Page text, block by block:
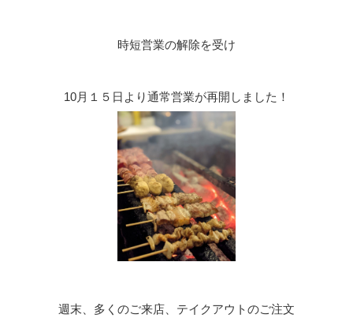
時短営業の解除を受け
10月１５日より通常営業が再開しました！
週末、多くのご来店、テイクアウトのご注文